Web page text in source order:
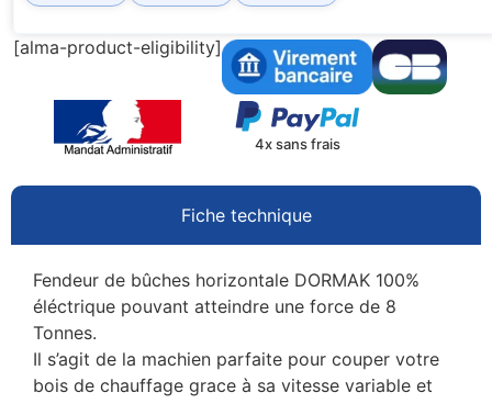
[alma-product-eligibility]
4x sans frais
Fiche technique
Fendeur de bûches horizontale DORMAK 100%
éléctrique pouvant atteindre une force de 8
Tonnes.
Il s’agit de la machien parfaite pour couper votre
bois de chauffage grace à sa vitesse variable et